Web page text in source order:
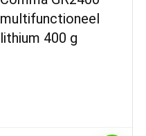
multifunctioneel
lithium 400 g